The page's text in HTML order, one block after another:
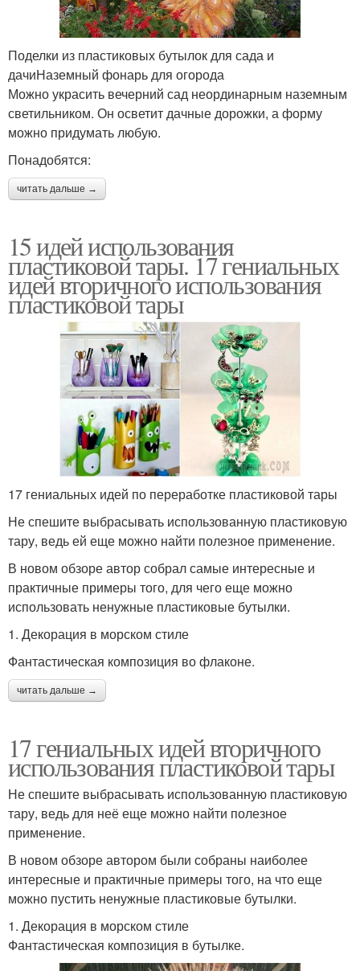
Поделки из пластиковых бутылок для сада и
дачиНаземный фонарь для огорода
Можно украсить вечерний сад неординарным наземным
светильником. Он осветит дачные дорожки, а форму
можно придумать любую.
Понадобятся:
читать дальше →
15 идей использования
пластиковой тары. 17 гениальных
идей вторичного использования
пластиковой тары
17 гениальных идей по переработке пластиковой тары
Не спешите выбрасывать использованную пластиковую
тару, ведь ей еще можно найти полезное применение.
В новом обзоре автор собрал самые интересные и
практичные примеры того, для чего еще можно
использовать ненужные пластиковые бутылки.
1. Декорация в морском стиле
Фантастическая композиция во флаконе.
читать дальше →
17 гениальных идей вторичного
использования пластиковой тары
Не спешите выбрасывать использованную пластиковую
тару, ведь для неё еще можно найти полезное
применение.
В новом обзоре автором были собраны наиболее
интересные и практичные примеры того, на что еще
можно пустить ненужные пластиковые бутылки.
1. Декорация в морском стиле
Фантастическая композиция в бутылке.